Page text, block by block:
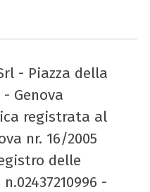
- Piazza della
Genova
registrata al
nr. 16/2005
delle
-